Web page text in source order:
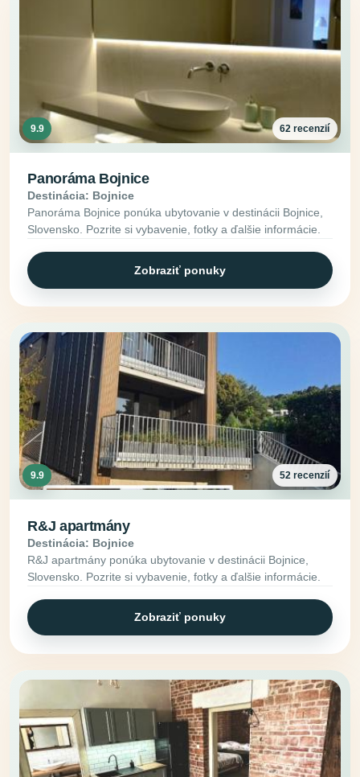
9.9 62 recenzií
Panoráma Bojnice
Destinácia: Bojnice
Panoráma Bojnice ponúka ubytovanie v destinácii Bojnice,
Slovensko. Pozrite si vybavenie, fotky a ďalšie informácie.
Zobraziť ponuky
9.9 52 recenzií
R&J apartmány
Destinácia: Bojnice
R&J apartmány ponúka ubytovanie v destinácii Bojnice,
Slovensko. Pozrite si vybavenie, fotky a ďalšie informácie.
Zobraziť ponuky